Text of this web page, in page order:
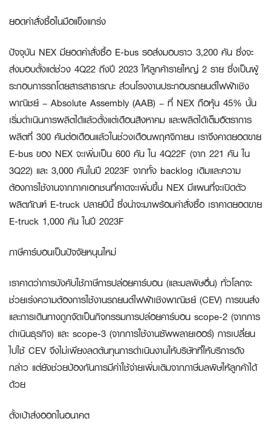
ยอดคำสั่งซื้อในมือแข็งแกร่ง
ปัจจุบัน NEX มียอดคำสั่งซื้อ E-bus รอส่งมอบราว 3,200 คัน ซึ่งจะ
ส่งมอบตั้งแต่ช่วง 4Q22 ถึงปี 2023 ให้ลูกค้ารายใหญ่ 2 ราย ซึ่งเป็นผู้
ระกอบการรถโดยสารสาธารณะ ส่วนโรงงานประกอบรถยนต์ไฟฟ้าเชิง
พาณิชย์ – Absolute Assembly (AAB) – ที่ NEX ถือหุ้น 45% นั้น
เริ่มดำเนินการผลิตได้แล้วตั้งแต่เดือนสิงหาคม และผลิตได้เต็มอัตราการ
ผลิตที่ 300 คันต่อเดือนแล้วในช่วงเดือนพฤศจิกายน เราจึงคาดยอดขาย
E-bus ของ NEX จะเพิ่มเป็น 600 คัน ใน 4Q22F (จาก 221 คัน ใน
3Q22) และ 3,000 คันในปี 2023F จากทั้ง backlog เดิมและความ
ต้องการใช้งานจากภาคเอกชนที่คาดจะเพิ่มขึ้น NEX มีแผนที่จะเปิดตัว
ผลิตภัณฑ์ E-truck ปลายปีนี้ ซึ่งน่าจะมาพร้อมคำสั่งซื้อ เราคาดยอดขาย
E-truck 1,000 คัน ในปี 2023F
ภาษีคาร์บอนเป็นปัจจัยหนุนใหม่
เราคาดว่าการบังคับใช้ภาษีการปล่อยคาร์บอน (และมลพิษอื่น) ทั่วโลกจะ
ช่วยเร่งความต้องการใช้งานรถยนต์ไฟฟ้าเชิงพาณิชย์ (CEV) การขนส่ง
และการเดินทางถูกจัดเป็นกิจกรรมการปล่อยคาร์บอน scope-2 (จากการ
ดำเนินธุรกิจ) และ scope-3 (จากการใช้งานซัพพลายเออร์) การเปลี่ยน
ไปใช้ CEV จึงไม่เพียงลดต้นทุนการดำเนินงานให้บริษัทที่ให้บริการดัง
กล่าว แต่ยังช่วยป้องกันการมีค่าใช้จ่ายเพิ่มเติมจากภาษีมลพิษให้ลูกค้าได้
ด้วย
ตั้งเป้าส่งออกในอนาคต